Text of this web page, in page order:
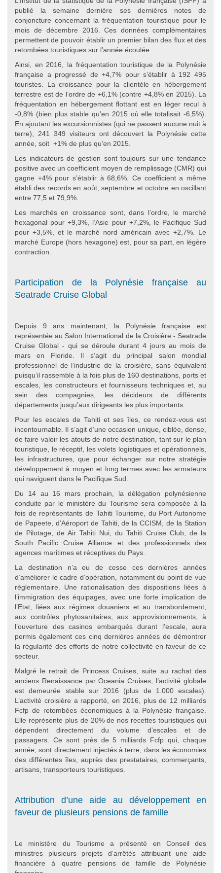
publié la semaine dernière ses dernières notes de
conjoncture concernant la fréquentation touristique pour le
mois de décembre 2016. Ces données complémentaires
permettent de pouvoir établir un premier bilan des flux et des
retombées touristiques sur l’année écoulée.
Ainsi, en 2016, la fréquentation touristique de la Polynésie
française a progressé de +4,7% pour s’établir à 192 495
touristes. La croissance pour la clientèle en hébergement
terrestre est de l’ordre de +6,1% (contre +4,8% en 2015). La
fréquentation en hébergement flottant est en léger recul à
-0,8% (bien plus stable qu’en 2015 où elle totalisait -6,5%).
En ajoutant les excursionnistes (qui ne passent aucune nuit à
terre), 241 349 visiteurs ont découvert la Polynésie cette
année, soit +1% de plus qu’en 2015.
Les indicateurs de gestion sont toujours sur une tendance
positive avec un coefficient moyen de remplissage (CMR) qui
gagne +4% pour s’établir à 68,6%. Ce coefficient a même
établi des records en août, septembre et octobre en oscillant
entre 77,5 et 79,9%.
Les marchés en croissance sont, dans l’ordre, le marché
hexagonal pour +9,3%, l’Asie pour +7,2%, le Pacifique Sud
pour +3,5%, et le marché nord américain avec +2,7%. Le
marché Europe (hors hexagone) est, pour sa part, en légère
contraction.
Participation de la Polynésie française au
Seatrade Cruise Global
Depuis 9 ans maintenant, la Polynésie française est
représentée au Salon International de la Croisière - Seatrade
Cruise Global - qui se déroule durant 4 jours au mois de
mars en Floride. Il s’agit du principal salon mondial
professionnel de l’industrie de la croisière, sans équivalent
puisqu’il rassemble à la fois plus de 160 destinations, ports et
escales, les constructeurs et fournisseurs techniques et, au
sein des compagnies, les décideurs de différents
départements jusqu’aux dirigeants les plus importants.
Pour les escales de Tahiti et ses îles, ce rendez-vous est
incontournable. Il s’agit d’une occasion unique, ciblée, dense,
de faire valoir les atouts de notre destination, tant sur le plan
touristique, le réceptif, les volets logistiques et opérationnels,
les infrastructures, que pour échanger sur notre stratégie
développement à moyen et long termes avec les armateurs
qui naviguent dans le Pacifique Sud.
Du 14 au 16 mars prochain, la délégation polynésienne
conduite par le ministère du Tourisme sera composée à la
fois de représentants de Tahiti Tourisme, du Port Autonome
de Papeete, d’Aéroport de Tahiti, de la CCISM, de la Station
de Pilotage, de Air Tahiti Nui, du Tahiti Cruise Club, de la
South Pacific Cruise Alliance et des professionnels des
agences maritimes et réceptives du Pays.
La destination n’a eu de cesse ces dernières années
d’améliorer le cadre d’opération, notamment du point de vue
règlementaire. Une rationalisation des dispositions liées à
l’immigration des équipages, avec une forte implication de
l’Etat, liées aux régimes douaniers et au transbordement,
aux contrôles phytosanitaires, aux approvisionnements, à
l’ouverture des casinos embarqués durant l’escale, aura
permis également ces cinq dernières années de démontrer
la régularité des efforts de notre collectivité en faveur de ce
secteur.
Malgré le retrait de Princess Cruises, suite au rachat des
anciens Renaissance par Oceania Cruises, l’activité globale
est demeurée stable sur 2016 (plus de 1.000 escales).
L’activité croisière a rapporté, en 2016, plus de 12 milliards
Fcfp de retombées économiques à la Polynésie française.
Elle représente plus de 20% de nos recettes touristiques qui
dépendent directement du volume d’escales et de
passagers. Ce sont près de 5 milliards Fcfp qui, chaque
année, sont directement injectés à terre, dans les économies
des différentes îles, auprès des prestataires, commerçants,
artisans, transporteurs touristiques.
Attribution d’une aide au développement en
faveur de plusieurs pensions de famille
Le ministère du Tourisme a présenté en Conseil des
ministres plusieurs projets d’arrêtés attribuant une aide
financière à quatre pensions de famille de Polynésie